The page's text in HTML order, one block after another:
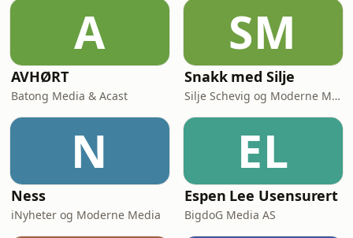
A
AVHØRT
Batong Media & Acast
SM
Snakk med Silje
Silje Schevig og Moderne Media
N
Ness
iNyheter og Moderne Media
EL
Espen Lee Usensurert
BigdoG Media AS